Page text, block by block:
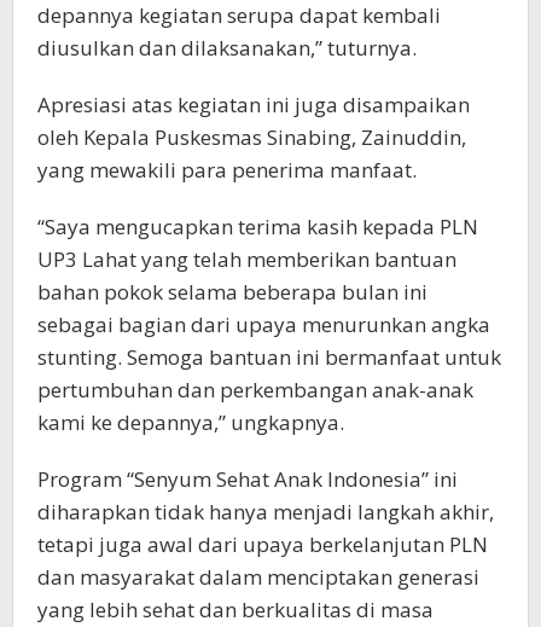
depannya kegiatan serupa dapat kembali
diusulkan dan dilaksanakan,” tuturnya.
Apresiasi atas kegiatan ini juga disampaikan
oleh Kepala Puskesmas Sinabing, Zainuddin,
yang mewakili para penerima manfaat.
“Saya mengucapkan terima kasih kepada PLN
UP3 Lahat yang telah memberikan bantuan
bahan pokok selama beberapa bulan ini
sebagai bagian dari upaya menurunkan angka
stunting. Semoga bantuan ini bermanfaat untuk
pertumbuhan dan perkembangan anak-anak
kami ke depannya,” ungkapnya.
Program “Senyum Sehat Anak Indonesia” ini
diharapkan tidak hanya menjadi langkah akhir,
tetapi juga awal dari upaya berkelanjutan PLN
dan masyarakat dalam menciptakan generasi
yang lebih sehat dan berkualitas di masa